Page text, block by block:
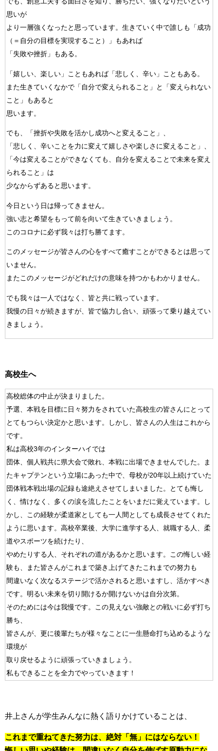
思いが
より一層強くなったと思っています。生きていく中で誰しも「成功
（＝自分の目標を実現すること）」もあれば
「失敗や挫折」もある。
「嬉しい、楽しい」こともあれば「悲しく、辛い」こともある。
また生きていくなかで「自分で変えられること」と「変えられない
こと」もあると
思います。
でも、「挫折や失敗を活かし成功へと変えること」、
「悲しく、辛いことを力に変えて嬉しさや楽しさに変えること」、
「今は変えることができなくても、自分を変えることで未来を変え
られること」は
少なからずあると思います。
今日という日は帰ってきません。
強い志と希望をもって前を向いて生きていきましょう。
このコロナに必ず我々は打ち勝てます。
このメッセージが皆さんの心をすべて癒すことができるとは思って
いません。
またこのメッセージがどれだけの意味を持つかもわかりません。
でも我々は一人ではなく、皆と共に戦っています。
我慢の日々が続きますが、皆で協力し合い、頑張って乗り越えてい
きましょう。
高校生へ
高校総体の中止が決まりました。
予選、本戦を目標に日々努力をされていた高校生の皆さんにとって
とてもつらい決定かと思います。しかし、皆さんの人生はこれから
です。
私は高校3年のインターハイでは
団体、個人戦共に県大会で敗れ、本戦に出場できませんでした。ま
たキャプテンという立場にあった中で、母校が20年以上続けていた
団体戦本戦出場の記録も途絶えさせてしまいました。とても悔し
く、情けなく、多くの涙を流したことをいまだに覚えています。し
かし、この経験が柔道家としても一人間としても成長させてくれた
ように思います。高校卒業後、大学に進学する人、就職する人、柔
道やスポーツを続けたり、
やめたりする人、それぞれの道があるかと思います。この悔しい経
験も、また皆さんがこれまで築き上げてきたこれまでの努力も
間違いなく次なるステージで活かされると思いますし、活かすべき
です。明るい未来を切り開けるか開けないかは自分次第。
そのためには今は我慢です。この見えない強敵との戦いに必ず打ち
勝ち、
皆さんが、更に後輩たちが様々なことに一生懸命打ち込めるような
環境が
取り戻せるように頑張っていきましょう。
私もできることを全力でやっていきます！
井上さんが学生みんなに熱く語りかけていることは、
これまで重ねてきた努力は、絶対「無」にはならない！